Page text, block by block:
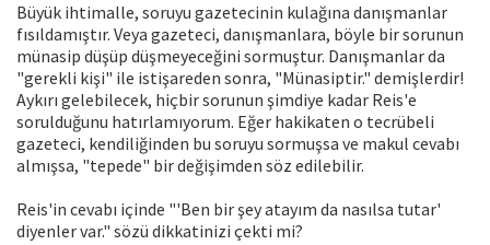
Büyük ihtimalle, soruyu gazetecinin kulağına danışmanlar
fısıldamıştır. Veya gazeteci, danışmanlara, böyle bir sorunun
münasip düşüp düşmeyeceğini sormuştur. Danışmanlar da
"gerekli kişi" ile istişareden sonra, "Münasiptir." demişlerdir!
Aykırı gelebilecek, hiçbir sorunun şimdiye kadar Reis'e
sorulduğunu hatırlamıyorum. Eğer hakikaten o tecrübeli
gazeteci, kendiliğinden bu soruyu sormuşsa ve makul cevabı
almışsa, "tepede" bir değişimden söz edilebilir.
Reis'in cevabı içinde "'Ben bir şey atayım da nasılsa tutar'
diyenler var." sözü dikkatinizi çekti mi?